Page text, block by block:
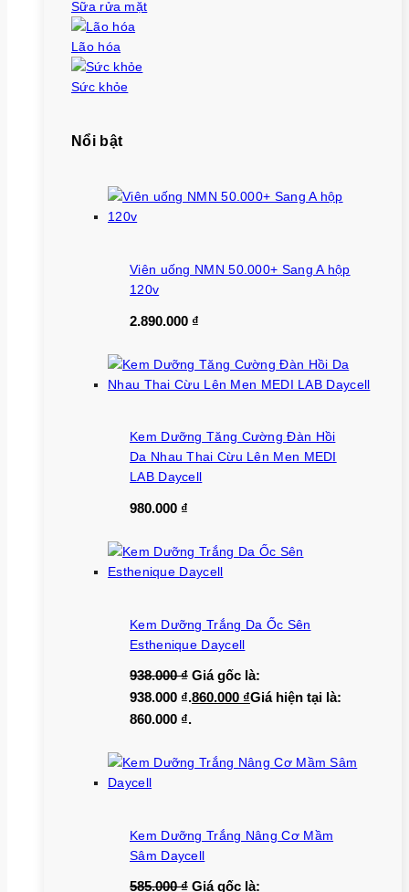
Sữa rửa mặt
Lão hóa
Sức khỏe
Nổi bật
Viên uống NMN 50.000+ Sang A hộp
120v
2.890.000 ₫
Kem Dưỡng Tăng Cường Đàn Hồi
Da Nhau Thai Cừu Lên Men MEDI
LAB Daycell
980.000 ₫
Kem Dưỡng Trắng Da Ốc Sên
Esthenique Daycell
938.000₫ Giá gốc là:
938.000 ₫.860.000 ₫Giá hiện tại là:
860.000 ₫.
Kem Dưỡng Trắng Nâng Cơ Mầm
Sâm Daycell
585.000₫ Giá gốc là: